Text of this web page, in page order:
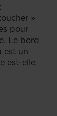
»
pour
Le bord
est un
est-elle